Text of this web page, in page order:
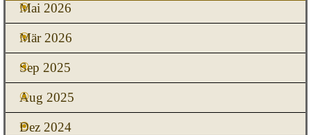
Mai 2026
Mär 2026
Sep 2025
Aug 2025
Dez 2024